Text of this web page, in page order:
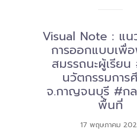
Visual Note : แน
การออกแบบเพื่
สมรรถนะผู้เรีย
นวัตกรรมการ
จ.กาญจนบุรี #กล
พื้นที่
17 พฤษภาคม